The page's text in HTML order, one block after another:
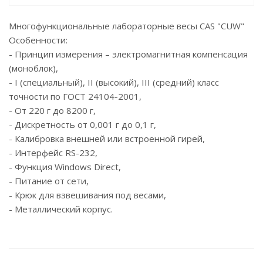
Многофункциональные лабораторные весы CAS "CUW"
Особенности:
- Принцип измерения – электромагнитная компенсация
(моноблок),
- I (специальный), II (высокий), III (средний) класс
точности по ГОСТ 24104-2001,
- От 220 г до 8200 г,
- Дискретность от 0,001 г до 0,1 г,
- Калибровка внешней или встроенной гирей,
- Интерфейс RS-232,
- Функция Windows Direct,
- Питание от сети,
- Крюк для взвешивания под весами,
- Металлический корпус.